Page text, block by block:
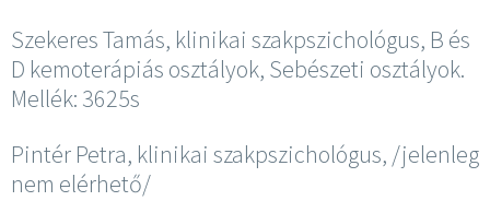
Szekeres Tamás, klinikai szakpszichológus, B és
D kemoterápiás osztályok, Sebészeti osztályok.
Mellék: 3625s
Pintér Petra, klinikai szakpszichológus, /jelenleg
nem elérhető/